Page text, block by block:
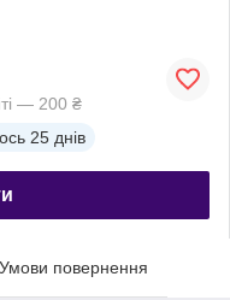
— 200 ₴
25 днів
Умови повернення